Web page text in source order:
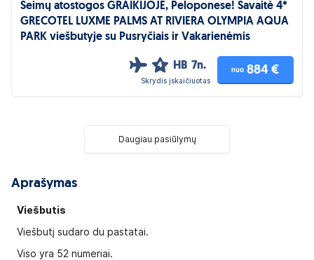
Šeimų atostogos GRAIKIJOJE, Peloponese! Savaitė 4*
GRECOTEL LUXME PALMS AT RIVIERA OLYMPIA AQUA
PARK viešbutyje su Pusryčiais ir Vakarienėmis
4 HB 7n.
Skrydis įskaičiuotas
nuo 884 €
Daugiau pasiūlymų
Aprašymas
Viešbutis
Viešbutį sudaro du pastatai.
Viso yra 52 numeriai.